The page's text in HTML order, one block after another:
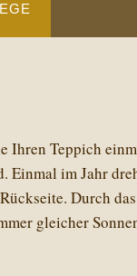
Ihren Teppich
Einmal im Jahr
Durch
gleicher